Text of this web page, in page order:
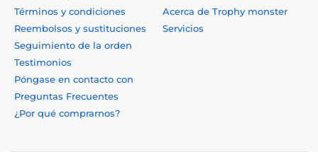
Términos y condiciones
Reembolsos y sustituciones
Seguimiento de la orden
Testimonios
Póngase en contacto con
Preguntas Frecuentes
¿Por qué comprarnos?
Acerca de Trophy monster
Servicios